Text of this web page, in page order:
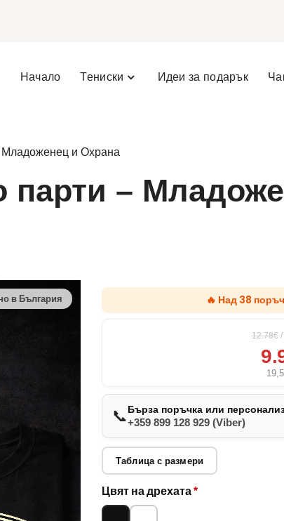
Начало Тениски Идеи за подарък
Младоженец и Охрана
парти –
🔥 Над 38
12.78€ /
📞Бърза поръчка или
+359 899 128 929 (Viber)
Таблица с размери
Опции за
Цвят на дрехата*
Черно